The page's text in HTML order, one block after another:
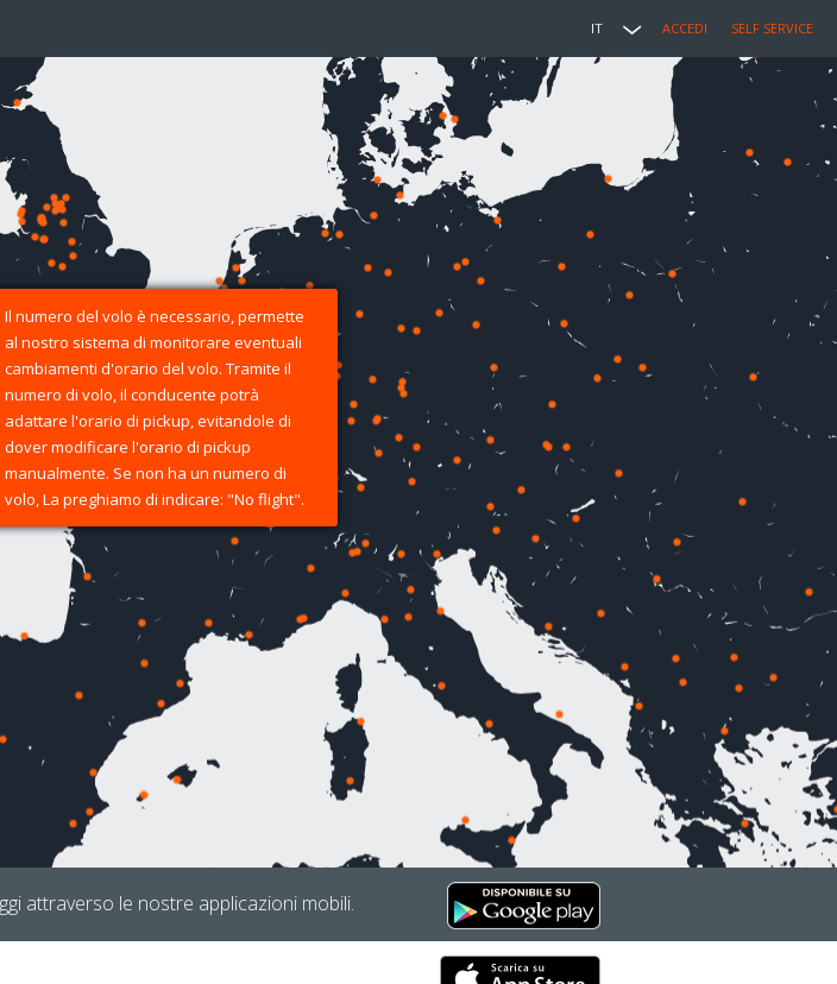
IT ACCEDI SELF SERVICE
Il numero del volo è necessario, permette
al nostro sistema di monitorare eventuali
cambiamenti d'orario del volo. Tramite il
numero di volo, il conducente potrà
adattare l'orario di pickup, evitandole di
dover modificare l'orario di pickup
manualmente. Se non ha un numero di
volo, La preghiamo di indicare: "No flight".
attraverso le nostre applicazioni mobili.